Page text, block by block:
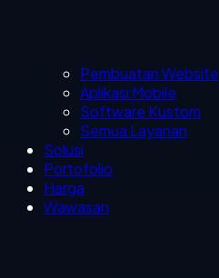
Pembuatan Website
Aplikasi Mobile
Software Kustom
Semua Layanan
Solusi
Portofolio
Harga
Wawasan